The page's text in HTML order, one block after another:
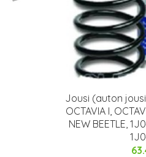
Jousi (auton
OCTAVIA I,
NEW BEETLE,